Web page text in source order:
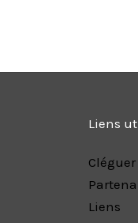
Liens
Liens